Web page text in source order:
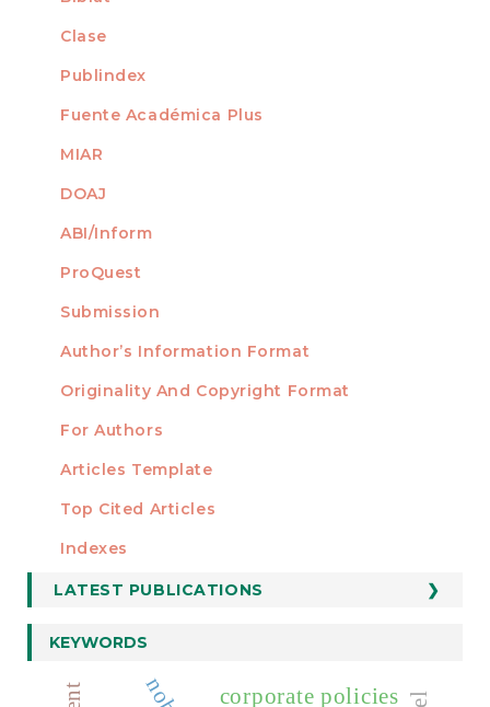
Clase
Publindex
Fuente Académica Plus
MIAR
DOAJ
ABI/Inform
ProQuest
AUTHORS
Submission
Author’s Information Format
Originality And Copyright Format
For Authors
Articles Template
STATISTICS
Top Cited Articles
Indexes
LATEST PUBLICATIONS
KEYWORDS
corporate policies